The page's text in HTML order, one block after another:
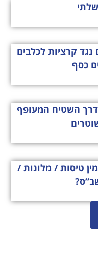
נגד קרציות לכלבים
כסף
השטיח המעופף
טיסות / מלונות /